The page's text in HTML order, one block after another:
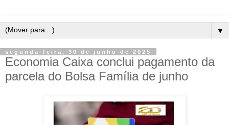
▼
segunda-feira, 30 de junho de 2025
Economia Caixa conclui pagamento da
parcela do Bolsa Família de junho